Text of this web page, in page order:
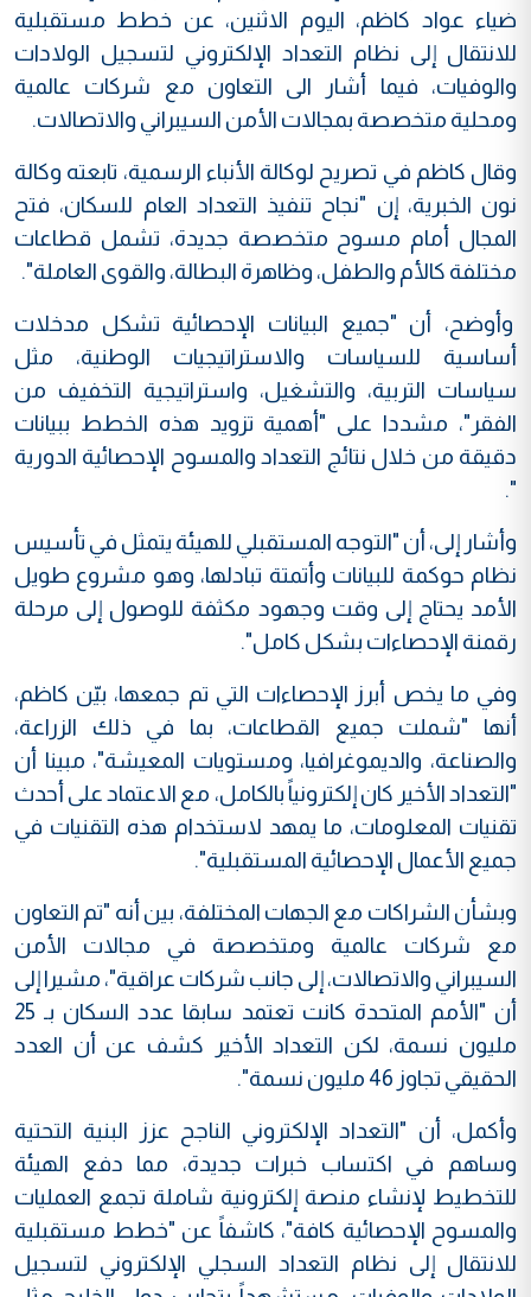
ضياء عواد كاظم، اليوم الاثنين، عن خطط مستقبلية
للانتقال إلى نظام التعداد الإلكتروني لتسجيل الولادات
والوفيات، فيما أشار الى التعاون مع شركات عالمية
ومحلية متخصصة بمجالات الأمن السيبراني والاتصالات.
وقال كاظم في تصريح لوكالة الأنباء الرسمية، تابعته وكالة
نون الخبرية، إن "نجاح تنفيذ التعداد العام للسكان، فتح
المجال أمام مسوح متخصصة جديدة، تشمل قطاعات
مختلفة كالأم والطفل، وظاهرة البطالة، والقوى العاملة".
وأوضح، أن "جميع البيانات الإحصائية تشكل مدخلات
أساسية للسياسات والاستراتيجيات الوطنية، مثل
سياسات التربية، والتشغيل، واستراتيجية التخفيف من
الفقر"، مشددا على "أهمية تزويد هذه الخطط ببيانات
دقيقة من خلال نتائج التعداد والمسوح الإحصائية الدورية
".
وأشار إلى، أن "التوجه المستقبلي للهيئة يتمثل في تأسيس
نظام حوكمة للبيانات وأتمتة تبادلها، وهو مشروع طويل
الأمد يحتاج إلى وقت وجهود مكثفة للوصول إلى مرحلة
رقمنة الإحصاءات بشكل كامل".
وفي ما يخص أبرز الإحصاءات التي تم جمعها، بيّن كاظم،
أنها "شملت جميع القطاعات، بما في ذلك الزراعة،
والصناعة، والديموغرافيا، ومستويات المعيشة"، مبينا أن
"التعداد الأخير كان إلكترونياً بالكامل، مع الاعتماد على أحدث
تقنيات المعلومات، ما يمهد لاستخدام هذه التقنيات في
جميع الأعمال الإحصائية المستقبلية".
وبشأن الشراكات مع الجهات المختلفة، بين أنه "تم التعاون
مع شركات عالمية ومتخصصة في مجالات الأمن
السيبراني والاتصالات، إلى جانب شركات عراقية"، مشيرا إلى
أن "الأمم المتحدة كانت تعتمد سابقا عدد السكان بـ 25
مليون نسمة، لكن التعداد الأخير كشف عن أن العدد
الحقيقي تجاوز 46 مليون نسمة".
وأكمل، أن "التعداد الإلكتروني الناجح عزز البنية التحتية
وساهم في اكتساب خبرات جديدة، مما دفع الهيئة
للتخطيط لإنشاء منصة إلكترونية شاملة تجمع العمليات
والمسوح الإحصائية كافة"، كاشفاً عن "خطط مستقبلية
للانتقال إلى نظام التعداد السجلي الإلكتروني لتسجيل